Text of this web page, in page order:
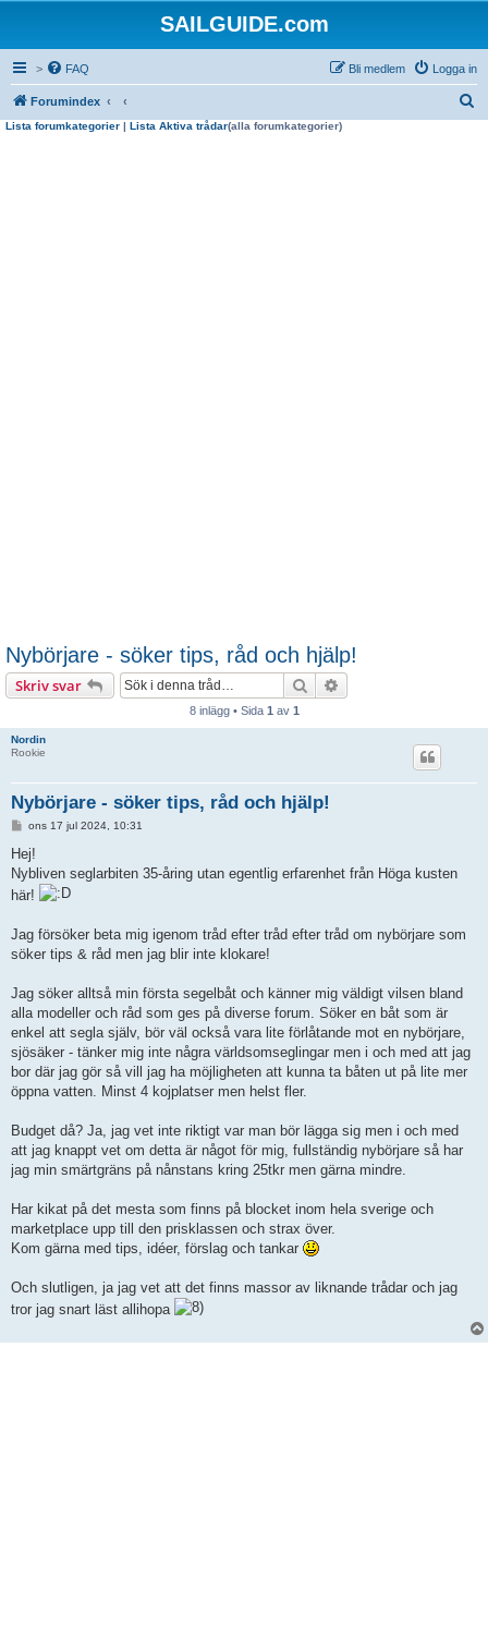
SAILGUIDE.com
> FAQ Logga in
Bli medlem
Forumindex
Lista forumkategorier | Lista Aktiva trådar(alla forumkategorier)
Nybörjare - söker tips, råd och hjälp!
Skriv svar Sök
8 inlägg • Sida 1 av 1
Nordin
Rookie
Nybörjare - söker tips, råd och hjälp!
l
ä
g
g
ons 17 jul 2024, 10:31
Hej!
Nybliven seglarbiten 35-åring utan egentlig erfarenhet från Höga kusten
här!
Jag försöker beta mig igenom tråd efter tråd efter tråd om nybörjare som
söker tips & råd men jag blir inte klokare!
Jag söker alltså min första segelbåt och känner mig väldigt vilsen bland
alla modeller och råd som ges på diverse forum. Söker en båt som är
enkel att segla själv, bör väl också vara lite förlåtande mot en nybörjare,
sjösäker - tänker mig inte några världsomseglingar men i och med att jag
bor där jag gör så vill jag ha möjligheten att kunna ta båten ut på lite mer
öppna vatten. Minst 4 kojplatser men helst fler.
Budget då? Ja, jag vet inte riktigt var man bör lägga sig men i och med
att jag knappt vet om detta är något för mig, fullständig nybörjare så har
jag min smärtgräns på nånstans kring 25tkr men gärna mindre.
Har kikat på det mesta som finns på blocket inom hela sverige och
marketplace upp till den prisklassen och strax över.
Kom gärna med tips, idéer, förslag och tankar
Och slutligen, ja jag vet att det finns massor av liknande trådar och jag
tror jag snart läst allihopa